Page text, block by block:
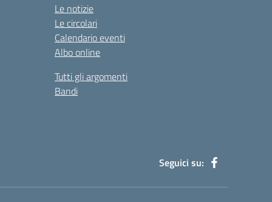
Le notizie
Le circolari
Calendario eventi
Albo online
Tutti gli argomenti
Bandi
Seguici su: